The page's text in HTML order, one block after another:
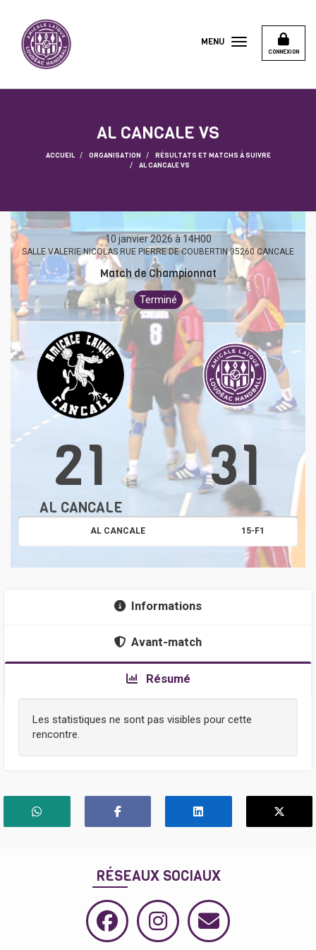
CONNEXION
MENU
AL CANCALE VS
ACCUEIL ORGANISATION
RÉSULTATS ET MATCHS À SUIVRE
AL CANCALE VS
10 janvier 2026 à 14H00
SALLE VALERIE NICOLAS RUE PIERRE DE COUBERTIN 35260 CANCALE
Match de Championnat
Terminé
21 31
AL CANCALE
AL CANCALE 15-F1
Informations
Avant-match
Résumé
Les statistiques ne sont pas visibles pour cette
rencontre.
RÉSEAUX SOCIAUX